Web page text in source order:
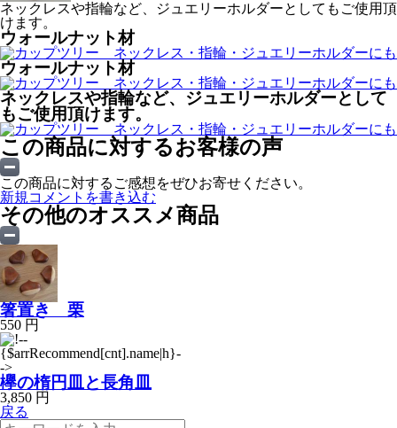
ネックレスや指輪など、ジュエリーホルダーとしてもご使用頂
けます。
ウォールナット材
ウォールナット材
ネックレスや指輪など、ジュエリーホルダーとして
もご使用頂けます。
この商品に対するお客様の声
この商品に対するご感想をぜひお寄せください。
新規コメントを書き込む
その他のオススメ商品
箸置き 栗
550 円
欅の楕円皿と長角皿
3,850 円
戻る